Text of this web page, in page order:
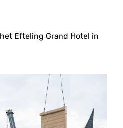
Efteling Grand Hotel in